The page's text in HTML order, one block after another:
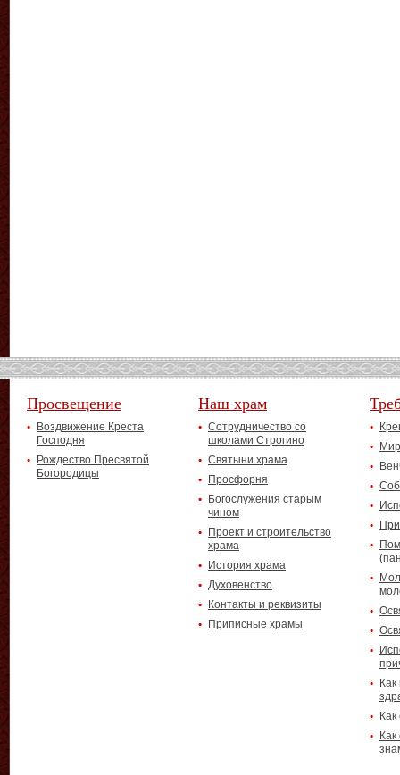
Просвещение
Воздвижение Креста
Господня
Рождество Пресвятой
Богородицы
Наш храм
Сотрудничество со
школами Строгино
Святыни храма
Просфорня
Богослужения старым
чином
Проект и строительство
храма
История храма
Духовенство
Контакты и реквизиты
Приписные храмы
Как